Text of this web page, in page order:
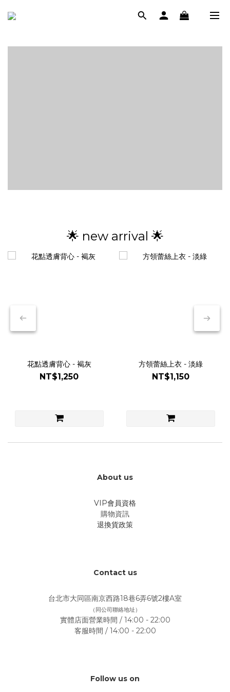
🌟 new arrival 🌟
花點透膚背心 - 褐灰
NT$1,250
方領蕾絲上衣 - 淡綠
NT$1,150
About us
VIP會員資格
購物資訊
退換貨政策
Contact us
台北市大同區南京西路18巷6弄6號2樓A室
（同公司聯絡地址）
實體店面營業時間 / 14:00 - 22:00
客服時間 / 14:00 - 22:00
Follow us on